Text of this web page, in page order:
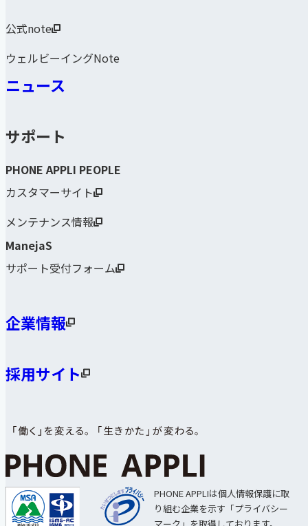
公式note
ウェルビーイングNote
ニュース
サポート
PHONE APPLI PEOPLE
カスタマーサイト
メンテナンス情報
ManejaS
サポート受付フォーム
企業情報
採用サイト
PHONE APPLIは個人情報保護に取
り組む企業を示す「プライバシー
マーク」を取得しております。